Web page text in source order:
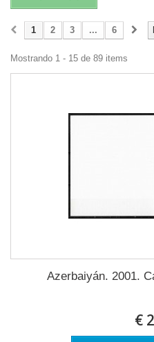
1 2 3 ... 6
Mostrando 1 - 15 de 89 items
Azerbaiyán. 2001.
€